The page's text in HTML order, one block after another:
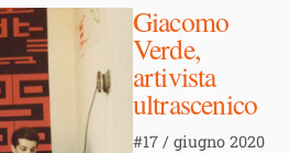
Giacomo
Verde,
artivista
ultrascenico
#17 / giugno 2020